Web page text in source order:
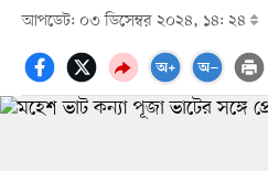
আপডেট: ০৩ ডিসেম্বর ২০২৪, ১৪: ২৪